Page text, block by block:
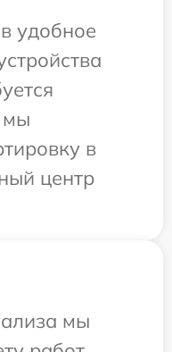
удобное
мы
в
центр
мы